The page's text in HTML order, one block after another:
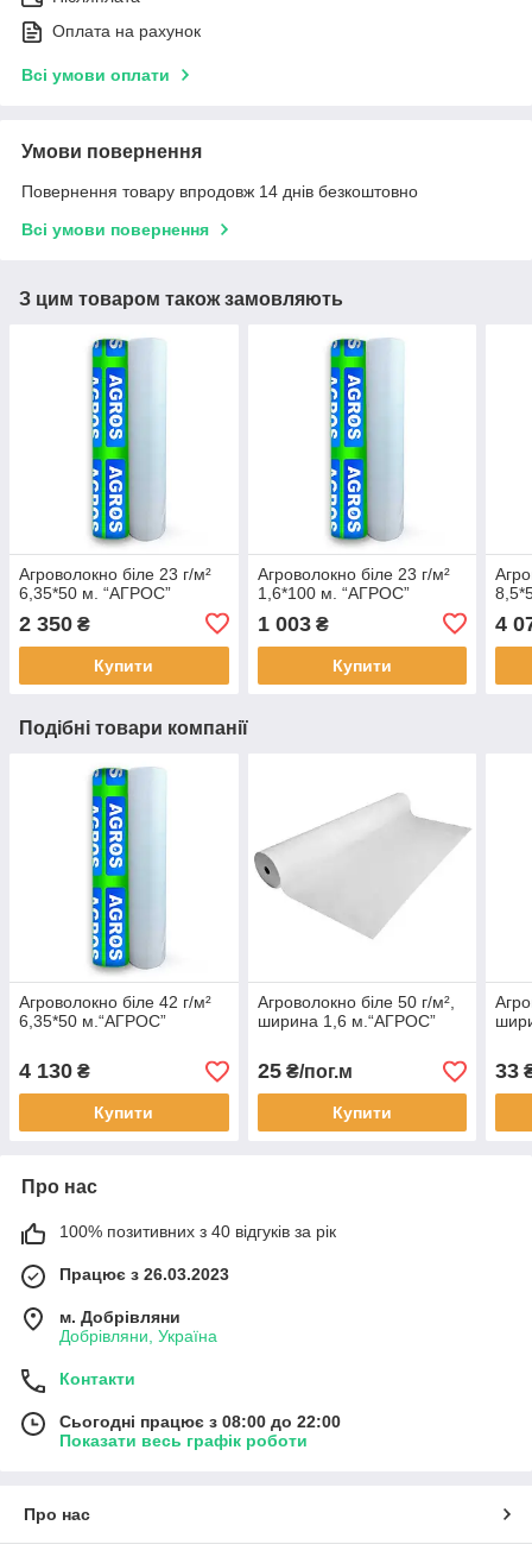
Оплата на рахунок
Всі умови оплати
Умови повернення
Повернення товару впродовж 14 днів безкоштовно
Всі умови повернення
З цим товаром також замовляють
Агроволокно біле 23 г/м²
6,35*50 м. “AГРОС”
2 350 ₴
Купити
Агроволокно біле 23 г/м²
1,6*100 м. “AГРОС”
1 003₴
Купити
4
Подібні товари компанії
Агроволокно біле 42 г/м²
6,35*50 м.“AГРОС”
4 130 ₴
Купити
Агроволокно біле 50 г/м²,
ширина 1,6 м.“AГРОС”
25₴/пог.м
Купити
33
Про нас
100% позитивних з 40 відгуків за рік
Працює з 26.03.2023
м. Добрівляни
Добрівляни, Україна
Контакти
Сьогодні працює з 08:00 до 22:00
Показати весь графік роботи
Про нас